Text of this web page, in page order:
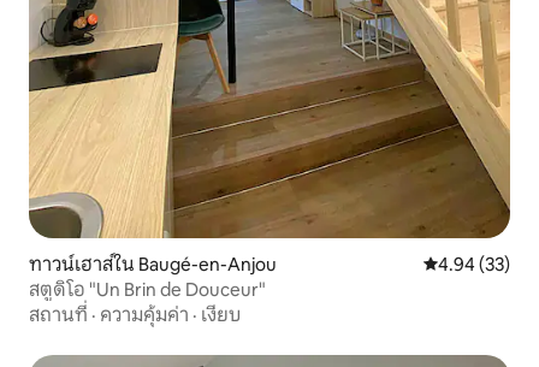
ทาวน์เฮาส์ใน Baugé-en-Anjou คะแนนเฉลี่ย
4.94 (33)
สตูดิโอ "Un Brin de Douceur"
สถานที่ · ความคุ้มค่า · เงียบ